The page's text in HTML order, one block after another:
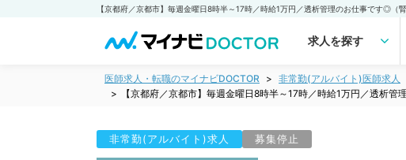
求人を探す
医師求人・転職のマイナビDOCTOR 非常勤(アルバイト)医師求人
【京都府／京都市】毎週金曜日8時半～17時／時給1万円／透析管
非常勤(アルバイト)求人 募集停止